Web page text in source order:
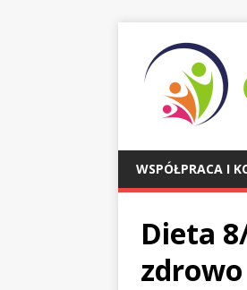
WSPÓŁPRACA I
Dieta